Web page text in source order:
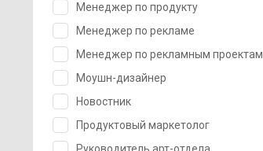
Менеджер по продукту
Менеджер по рекламе
Менеджер по рекламным проектам
Моушн-дизайнер
Новостник
Продуктовый маркетолог